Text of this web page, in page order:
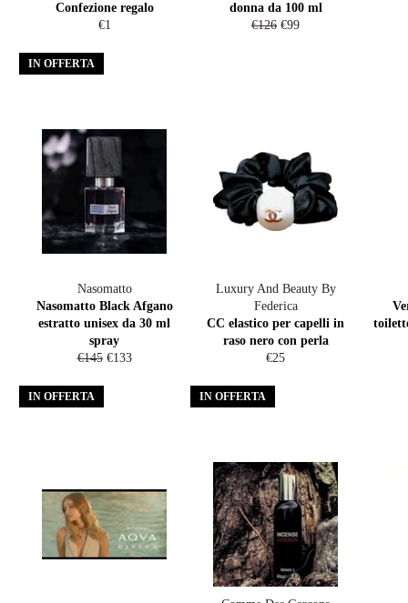
Confezione regalo
Prezzo
€1
donna da 100 ml
Prezzo
€126 Prezzo
€99
Nasomatto
Nasomatto Black Afgano
estratto unisex da 30 ml
spray
Prezzo
listino
€145 Prezzo
€133
IN OFFERTA
Luxury And Beauty By
Federica
CC elastico per capelli in
raso nero con perla
Prezzo
€25
IN OFFERTA IN OFFERTA